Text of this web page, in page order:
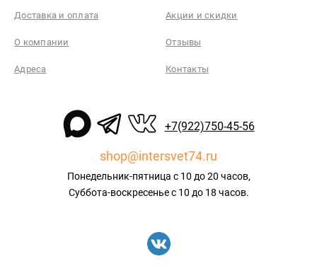
Доставка и оплата Акции и скидки
О компании Отзывы
Адреса Контакты
+7(922)750-45-56
shop@intersvet74.ru
Понедельник-пятница с 10 до 20 часов,
Суббота-воскресенье с 10 до 18 часов.